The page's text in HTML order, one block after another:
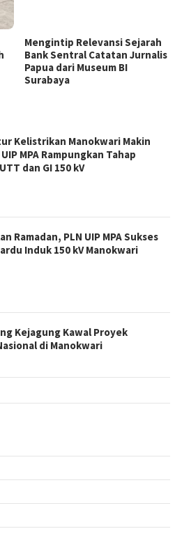
Mengintip Relevansi Sejarah
Bank Sentral Catatan Jurnalis
Papua dari Museum BI
Surabaya
Kelistrikan Manokwari Makin
MPA Rampungkan Tahap
dan GI 150 kV
Ramadan, PLN UIP MPA Sukses
Induk 150 kV Manokwari
Kejagung Kawal Proyek
di Manokwari